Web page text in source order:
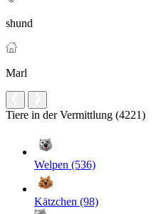
shund
Marl
Tiere in der Vermittlung (4221)
Welpen (536)
Kätzchen (98)